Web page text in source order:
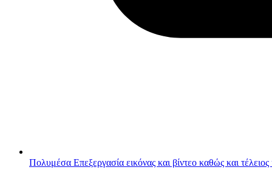
Πολυμέσα Επεξεργασία εικόνας και βίντεο καθώς και τέλειος